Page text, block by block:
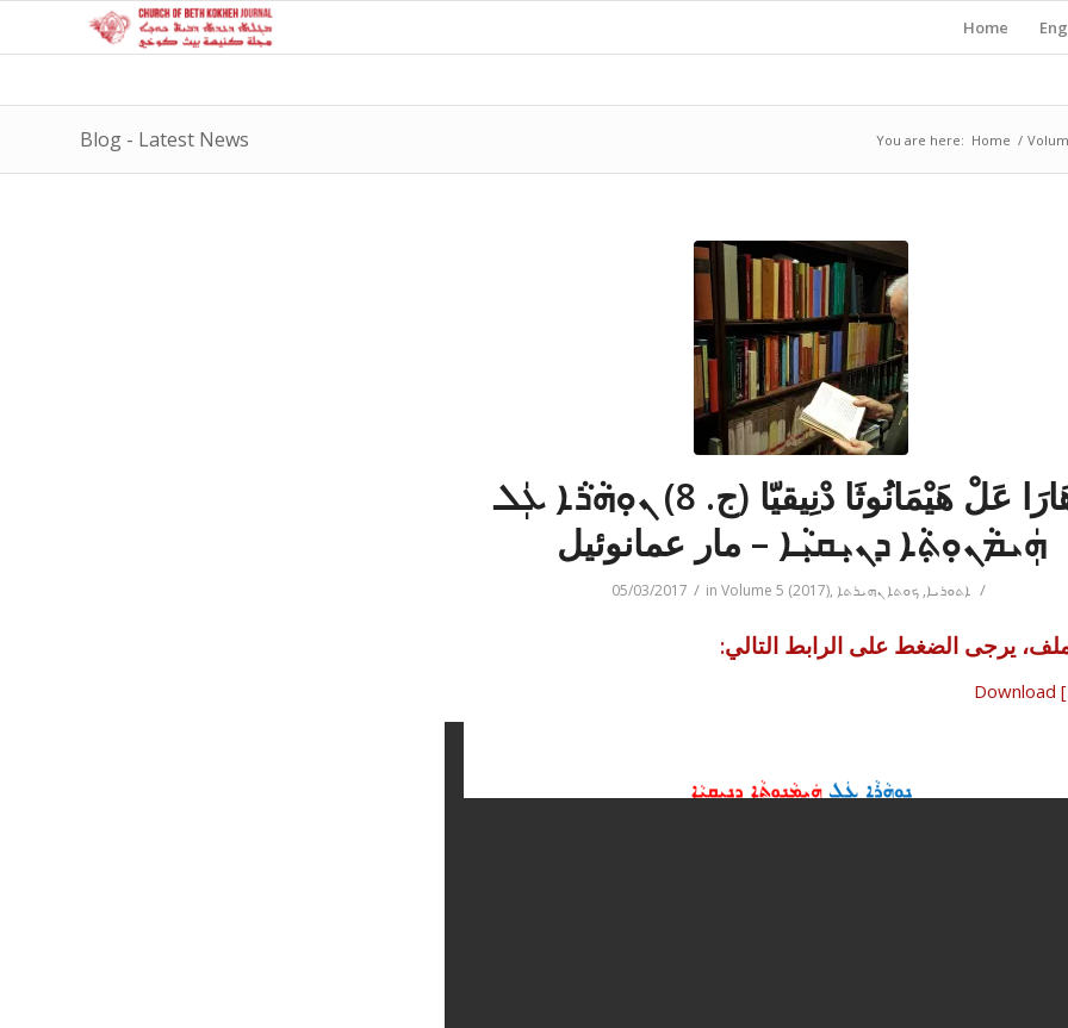
Home
Blog - Latest News You are here: Home /
نُوهَارَا عَلْ هَيْمَانُوثَا دْنِيقيّا (ج. 8) ܢܘܼܗܵܪܵܐ ܥܲܠ
ܗܲܝܡܵܢܘܼܬ݂ܵܐ ܕܢܝܼܩܝܼܵܐ – مار عمانوئيل
05/03/2017 / in Volume 5 (2017), ܐܬܘܪܝܐ,ܟܘܬܐ ܢܗܝܪܬܐ /
يرجى الضغط على الرابط التالي:
Download